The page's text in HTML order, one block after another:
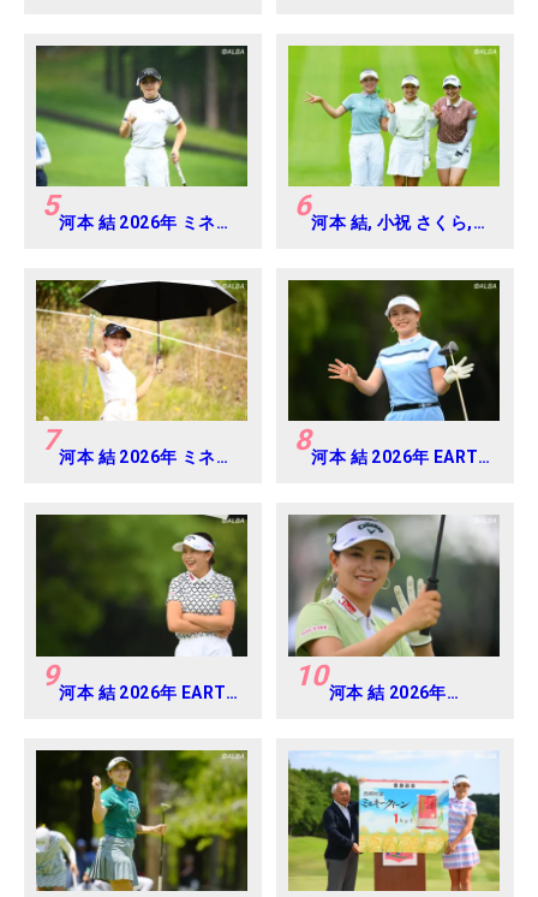
5河本 結 2026年 ミネベ
6河本 結, 小祝 さくら,
Round4
7河本 結 2026年 ミネベ
8河本 結 2026年 EARTH
9河本 結 2026年 EARTH
10河本 結 2026年